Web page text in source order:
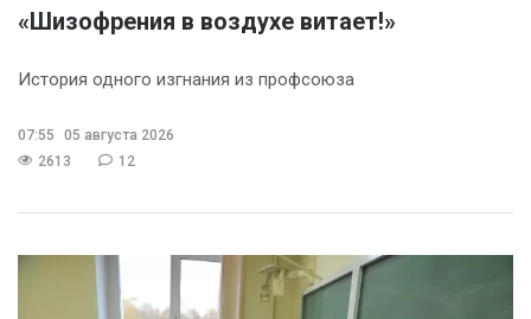
«Шизофрения в воздухе витает!»
История одного изгнания из профсоюза
07:55
05 августа 2026
2613
12